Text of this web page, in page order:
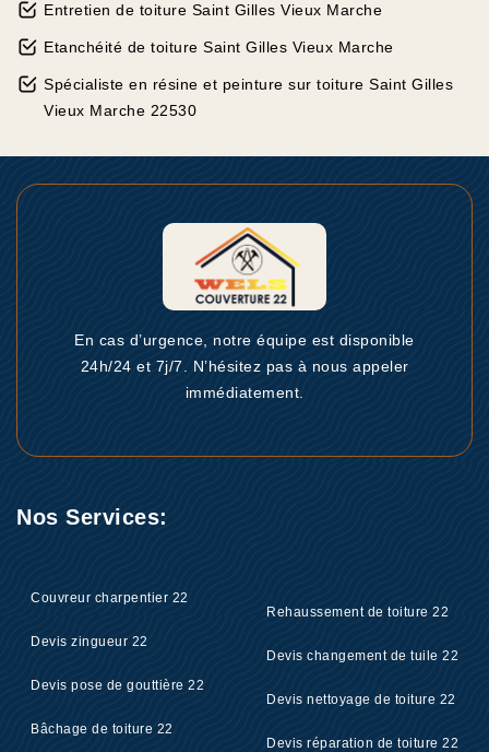
Entretien de toiture Saint Gilles Vieux Marche
Etanchéité de toiture Saint Gilles Vieux Marche
Spécialiste en résine et peinture sur toiture Saint Gilles
Vieux Marche 22530
En cas d’urgence, notre équipe est disponible
24h/24 et 7j/7. N’hésitez pas à nous appeler
immédiatement.
Nos Services:
Couvreur charpentier 22
Devis zingueur 22
Devis pose de gouttière 22
Bâchage de toiture 22
Rehaussement de toiture 22
Devis changement de tuile 22
Devis nettoyage de toiture 22
Devis réparation de toiture 22